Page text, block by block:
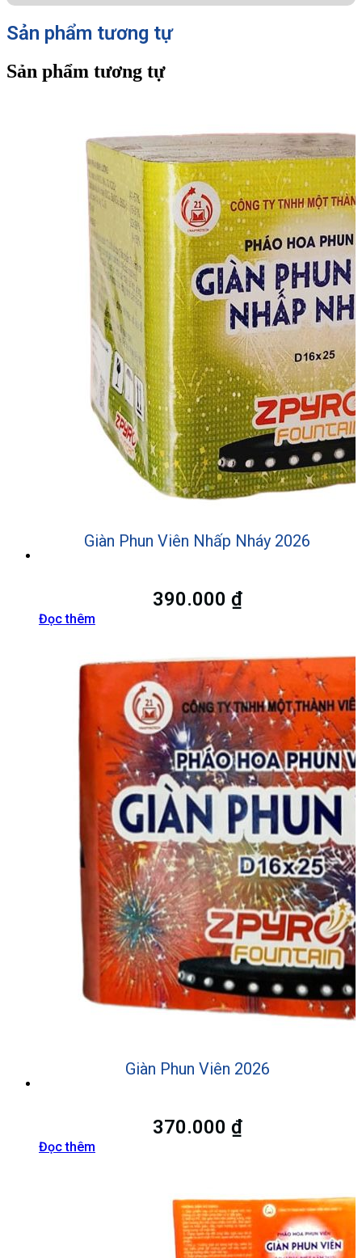
Sản phẩm tương tự
Sản phẩm tương tự
Giàn Phun Viên Nhấp Nháy 2026
390.000 ₫
Đọc thêm
Giàn Phun Viên 2026
370.000 ₫
Đọc thêm